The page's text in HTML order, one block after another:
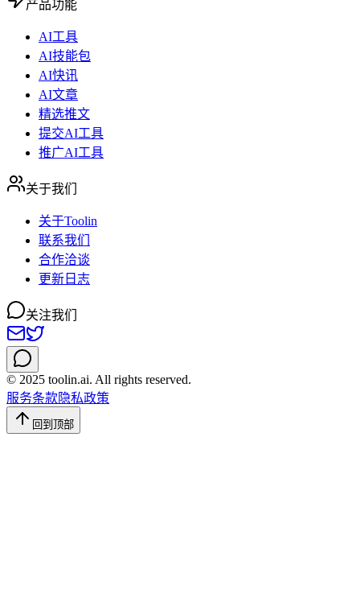
产品功能
AI工具
AI技能包
AI快讯
AI文章
精选推文
提交AI工具
推广AI工具
关于我们
关于Toolin
联系我们
合作洽谈
更新日志
关注我们
© 2025 toolin.ai. All rights reserved.
服务条款隐私政策
回到顶部